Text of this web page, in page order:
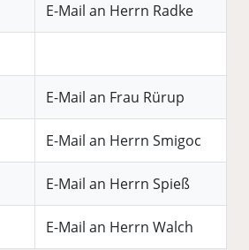
E-Mail an Herrn Radke
E-Mail an Frau Rürup
E-Mail an Herrn Smigoc
E-Mail an Herrn Spieß
E-Mail an Herrn Walch